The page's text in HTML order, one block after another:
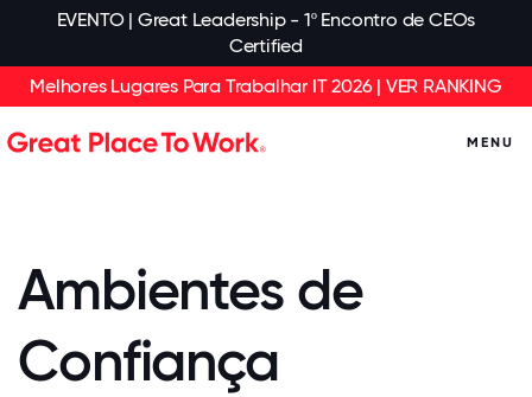
EVENTO | Great Leadership - 1º Encontro de CEOs
Certified
Melhores Lugares Para Trabalhar IT 2026 | VER RANKING
MENU
Ambientes de
Confiança